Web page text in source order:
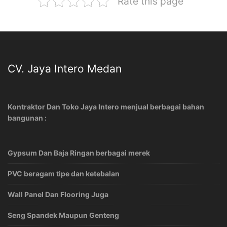
CV. Jaya Intero Medan
Kontraktor Dan Toko Jaya Intero menjual berbagai bahan
bangunan :
Gypsum Dan Baja Ringan berbagai merek
PVC beragam tipe dan ketebalan
Wall Panel Dan Flooring Juga
Seng Spandek Maupun Genteng